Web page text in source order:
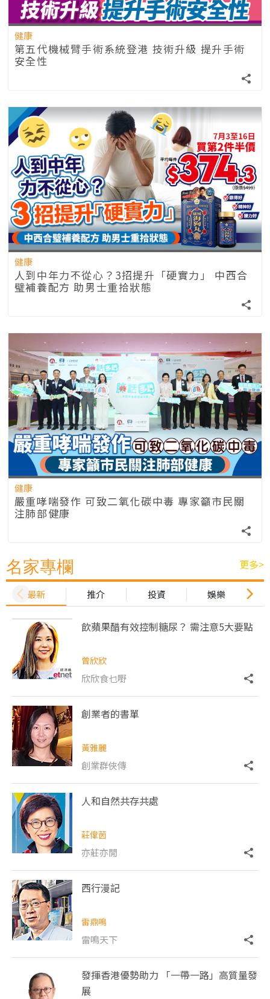
健康
第五代機械臂手術系統登港 技術升級 提升手術
安全性
健康
人到中年力不從心？3招提升「硬實力」 中西合
璧補養配方 助男士重拾狀態
健康
嚴重哮喘發作 可致二氧化碳中毒 專家籲市民關
注肺部健康
名家專欄 更多>
最新 推介 投資 娛樂
飲蘋果醋有效控制糖尿？ 需注意5大要點
曾欣欣
欣欣食乜嘢
創業者的書單
黃雅麗
創業群俠傳
人和自然共存共處
莊偉茵
亦莊亦閒
西行漫記
雷鼎鳴
雷鳴天下
發揮香港優勢助力 「一帶一路」高質量發
展